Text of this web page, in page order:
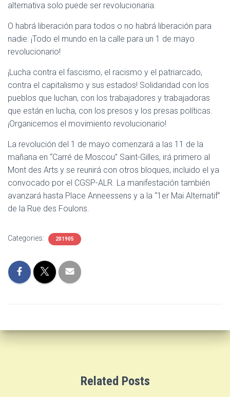
alternativa solo puede ser revolucionaria.
O habrá liberación para todos o no habrá liberación para
nadie: ¡Todo el mundo en la calle para un 1 de mayo
revolucionario!
¡Lucha contra el fascismo, el racismo y el patriarcado,
contra el capitalismo y sus estados! Solidaridad con los
pueblos que luchan, con los trabajadores y trabajadoras
que están en lucha, con los presos y los presas políticas.
¡Organicemos el movimiento revolucionario!
La revolución del 1 de mayo comenzará a las 11 de la
mañana en “Carré de Moscou” Saint-Gilles, irá primero al
Mont des Arts y se reunirá con otros bloques, incluido el ya
convocado por el CGSP-ALR. La manifestación también
avanzará hasta Place Anneessens y a la “1er Mai Alternatif”
de la Rue des Foulons.
Categories: 201905
Related Posts